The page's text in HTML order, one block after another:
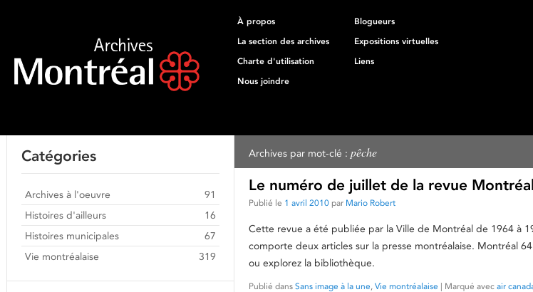
À propos
Blogueurs
La section des archives
Expositions virtuelles
Charte d'utilisation
Liens
Nous joindre
Archives par mot-clé : pêche
Le numéro de juillet de la revue
Publié le 1 avril 2010 par Mario Robert
Cette revue a été publiée par la Ville de Montréal de 1964 à
comporte deux articles sur la presse montréalaise. Montréal
ou explorez la bibliothèque.
Publié dans Sans image à la une, Vie montréalaise | Marqué avec air
Catégories
Archives à l'oeuvre
91
Histoires d'ailleurs
16
Histoires municipales
67
Vie montréalaise
319